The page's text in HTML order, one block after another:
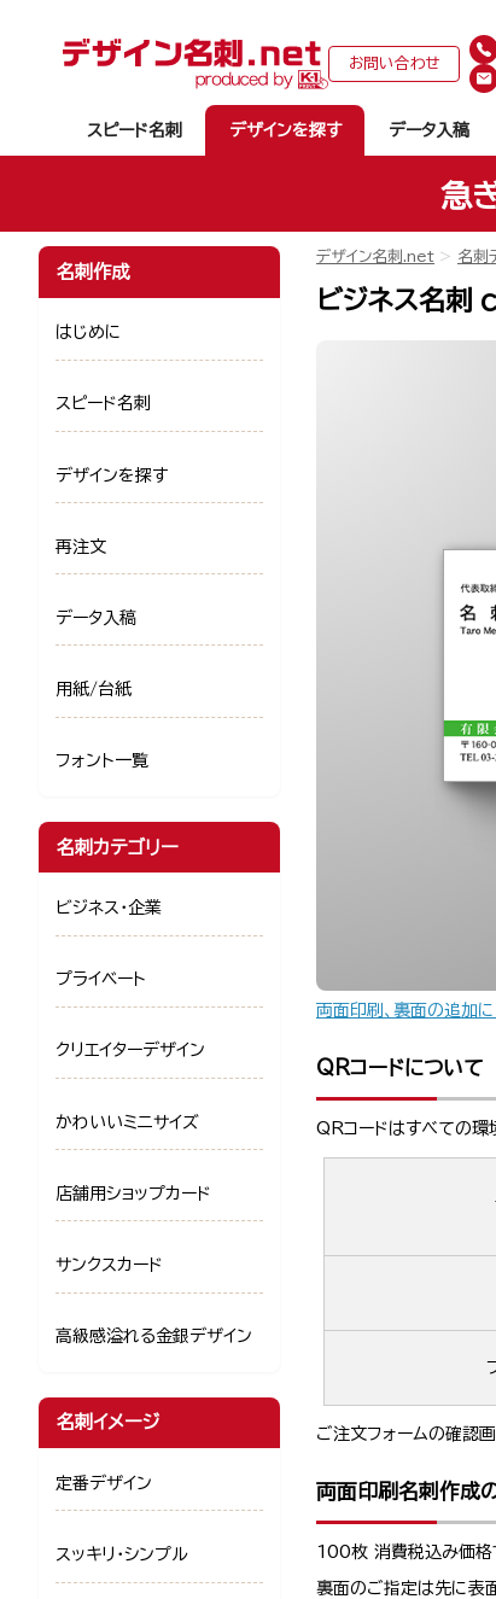
お問い合わせ
スピード名刺 デザインを探す データ入稿
急
デザイン名刺.net 名刺
ビジネス名
両面印刷、裏面の追加
QRコードについて
QRコードはすべての環
ご注文フォームの確認
両面印刷名刺作成
100枚 消費税込み価格
裏面のご指定は先に表
名刺作成
はじめに
スピード名刺
デザインを探す
再注文
データ入稿
用紙/台紙
フォント一覧
名刺カテゴリー
ビジネス・企業
プライベート
クリエイターデザイン
かわいいミニサイズ
店舗用ショップカード
サンクスカード
高級感溢れる金銀デザイン
名刺イメージ
定番デザイン
スッキリ・シンプル